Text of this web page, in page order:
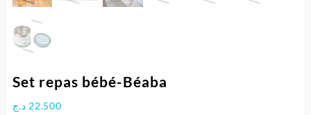
Set repas bébé-Béaba
22.500 د.ج